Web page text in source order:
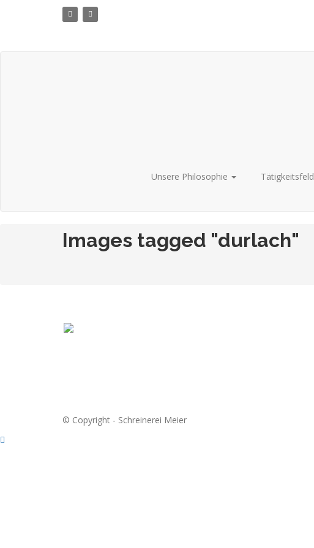
Unsere Philosophie Tätigkeitsfeld
Images tagged "durlach"
© Copyright - Schreinerei Meier